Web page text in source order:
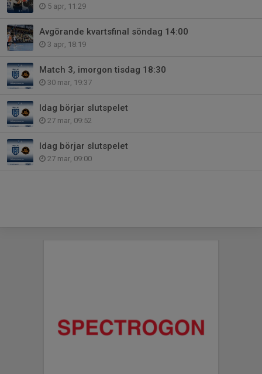
5 apr, 11:29
Avgörande kvartsfinal söndag 14:00
3 apr, 18:19
Match 3, imorgon tisdag 18:30
30 mar, 19:37
Idag börjar slutspelet
27 mar, 09:52
Idag börjar slutspelet
27 mar, 09:00